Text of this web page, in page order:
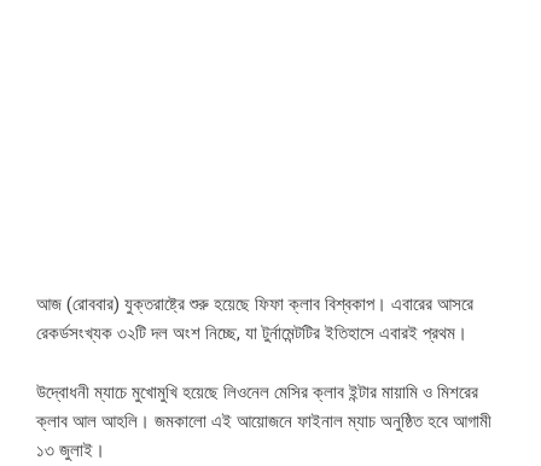
আজ (রোববার) যুক্তরাষ্ট্রে শুরু হয়েছে ফিফা ক্লাব বিশ্বকাপ। এবারের আসরে
রেকর্ডসংখ্যক ৩২টি দল অংশ নিচ্ছে, যা টুর্নামেন্টটির ইতিহাসে এবারই প্রথম।
উদ্বোধনী ম্যাচে মুখোমুখি হয়েছে লিওনেল মেসির ক্লাব ইন্টার মায়ামি ও মিশরের
ক্লাব আল আহলি। জমকালো এই আয়োজনে ফাইনাল ম্যাচ অনুষ্ঠিত হবে আগামী
১৩ জুলাই।